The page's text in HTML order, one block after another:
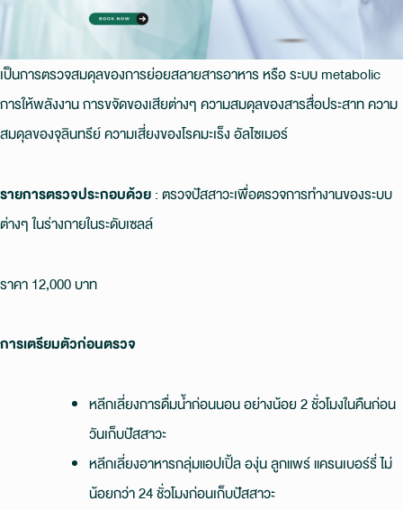
เป็นการตรวจสมดุลของการย่อยสลายสารอาหาร หรือ ระบบ metabolic
การให้พลังงาน การขจัดของเสียต่างๆ ความสมดุลของสารสื่อประสาท ความ
สมดุลของจุลินทรีย์ ความเสี่ยงของโรคมะเร็ง อัลไซเมอร์
รายการตรวจประกอบด้วย: ตรวจปัสสาวะเพื่อตรวจการทำงานของระบบ
ต่างๆ ในร่างกายในระดับเซลล์
ราคา 12,000 บาท
การเตรียมตัวก่อนตรวจ
หลีกเลี่ยงการดื่มน้ำก่อนนอน อย่างน้อย 2 ชั่วโมงในคืนก่อน
วันเก็บปัสสาวะ
หลีกเลี่ยงอาหารกลุ่มแอปเปิ้ล องุ่น ลูกแพร์ แครนเบอร์รี่ ไม่
น้อยกว่า 24 ชั่วโมงก่อนเก็บปัสสาวะ